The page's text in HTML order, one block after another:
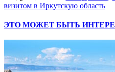
визитом в Иркутскую область
ЭТО МОЖЕТ БЫТЬ